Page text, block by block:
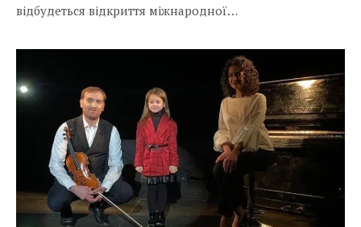
відбудеться відкриття міжнародної…